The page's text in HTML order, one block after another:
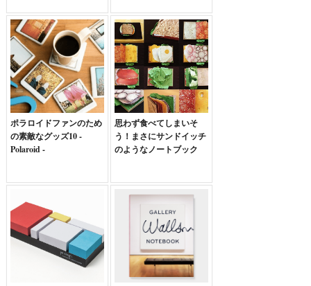
ポラロイドファンのため
の素敵なグッズ10 -
Polaroid -
思わず食べてしまいそ
う！まさにサンドイッチ
のようなノートブック